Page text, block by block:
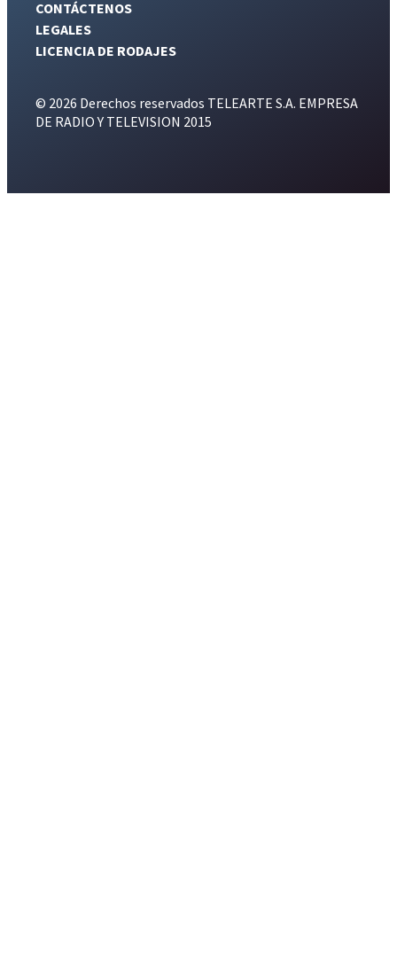
CONTÁCTENOS
LEGALES
LICENCIA DE RODAJES
© 2026 Derechos reservados TELEARTE S.A. EMPRESA
DE RADIO Y TELEVISION 2015